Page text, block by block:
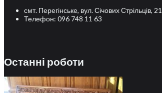
смт. Перегінське, вул. Січових Стрільців,
Телефон: 096 748 11 63
Останні роботи